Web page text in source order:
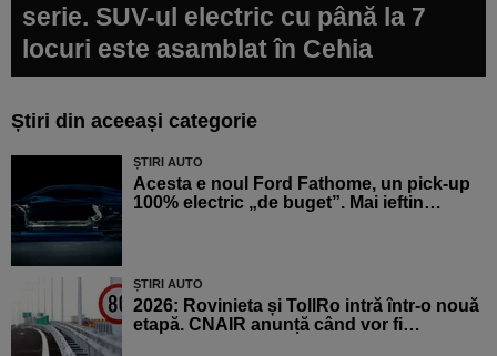
serie. SUV-ul electric cu până la 7
locuri este asamblat în Cehia
Știri din aceeași categorie
ȘTIRI AUTO
Acesta e noul Ford Fathome, un pick-up
100% electric „de buget”. Mai ieftin…
ȘTIRI AUTO
2026: Rovinieta și TollRo intră într-o nouă
etapă. CNAIR anunță când vor fi…